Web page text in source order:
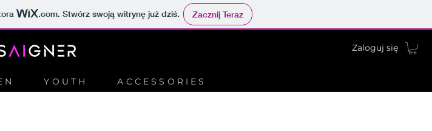
.com. Stwórz swoją witrynę już dziś. Zacznij Teraz
Zaloguj się
YOUTH ACCESSORIES